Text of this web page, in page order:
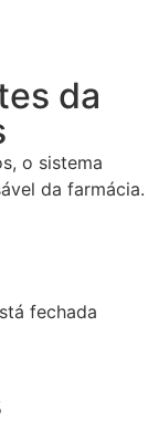
da
o sistema
da farmácia.
fechada